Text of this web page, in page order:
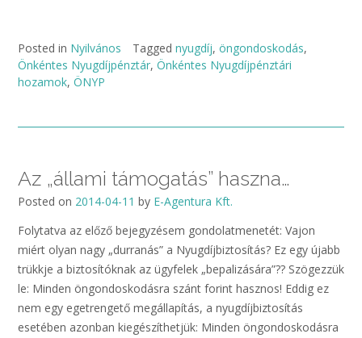
Posted in Nyilvános Tagged nyugdíj, öngondoskodás,
Önkéntes Nyugdíjpénztár, Önkéntes Nyugdíjpénztári
hozamok, ÖNYP
Az „állami támogatás” haszna…
Posted on 2014-04-11 by E-Agentura Kft.
Folytatva az előző bejegyzésem gondolatmenetét: Vajon
miért olyan nagy „durranás” a Nyugdíjbiztosítás? Ez egy újabb
trükkje a biztosítóknak az ügyfelek „bepalizására”?? Szögezzük
le: Minden öngondoskodásra szánt forint hasznos! Eddig ez
nem egy egetrengető megállapítás, a nyugdíjbiztosítás
esetében azonban kiegészíthetjük: Minden öngondoskodásra